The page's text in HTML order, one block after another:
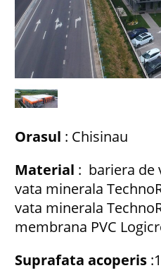
Orasul : Chisinau
Material : bariera de
vata minerala
vata minerala
membrana PVC
Suprafata acoperis